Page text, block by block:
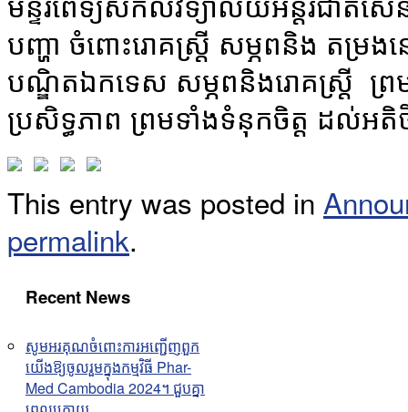
បញ្ហា ចំពោះរោគស្រ្តី សម្ភព​និង តម្រង
បណ្ឌិតឯកទេស សម្ភព​និងរោគស្ត្រី ព្
ប្រសិទ្ធភាព ព្រមទាំងទំនុកចិត្ត ដល់អ
This entry was posted in
permalink.
Recent News
សូមអរគុណចំពោះការអញ្ជើញពួក
យើងឱ្យចូលរួមក្នុងកម្មវិធី Phar-
Med Cambodia 2024។ ជួបគ្នា